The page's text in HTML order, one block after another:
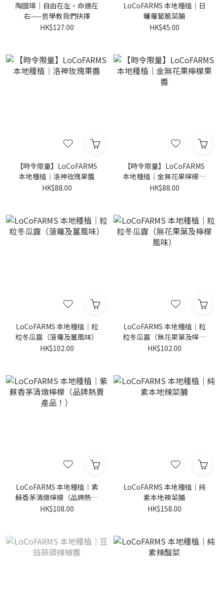
陶國璋｜自由在左，命運在
右——哲學教我們抉擇
HK$127.00
LoCoFARMS 本地種植｜日
曬蘿蔔脆菜脯
HK$45.00
【時令限量】LoCoFARMS
本地種植｜洛神玫瑰果醬
HK$88.00
【時令限量】LoCoFARMS
本地種植｜金無花果檸檬果
醬
HK$88.00
LoCoFARMS 本地種植｜粒
粒冬瓜露（菠蘿及薑風味）
HK$102.00
LoCoFARMS 本地種植｜粒
粒冬瓜露（無花果葉及檸檬
風味）
HK$102.00
LoCoFARMS 本地種植｜紫
蘇香茅清燉檸檬（品牌熱賣
產品！）
HK$108.00
LoCoFARMS 本地種植｜純
素本地辣菜脯
HK$158.00